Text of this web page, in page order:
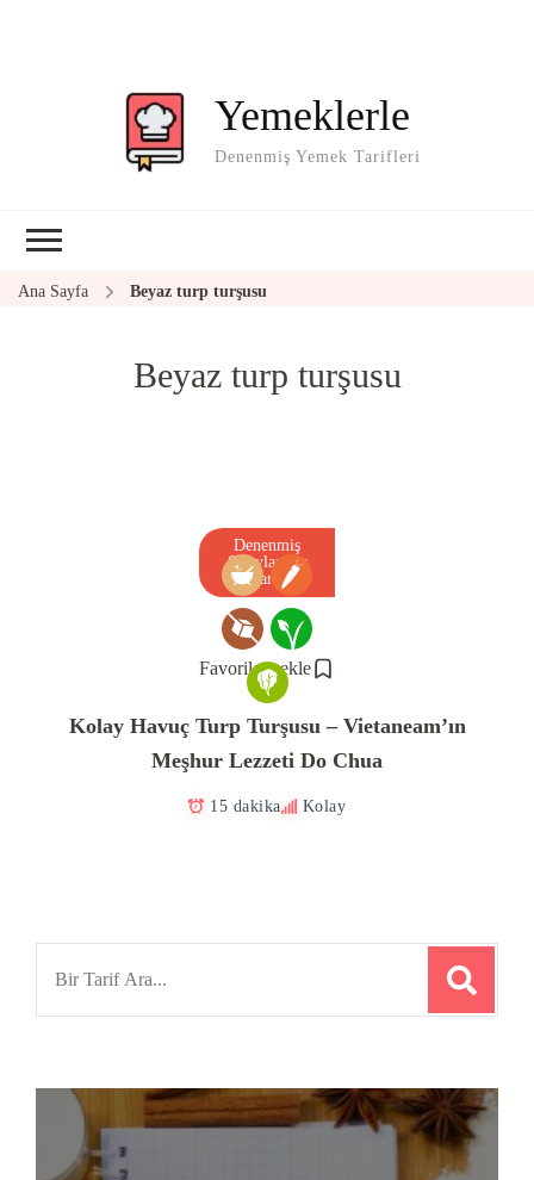
Yemeklerle
Denenmiş Yemek Tarifleri
Ana Sayfa Beyaz turp turşusu
Beyaz turp turşusu
Favorilere ekle
Denenmiş
Onaylanmış
Tarif
Kolay Havuç Turp Turşusu – Vietaneam’ın
Meşhur Lezzeti Do Chua
15 dakika Kolay